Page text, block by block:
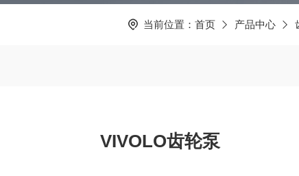
当前位置： 首页 产品中心
VIVOLO齿轮泵